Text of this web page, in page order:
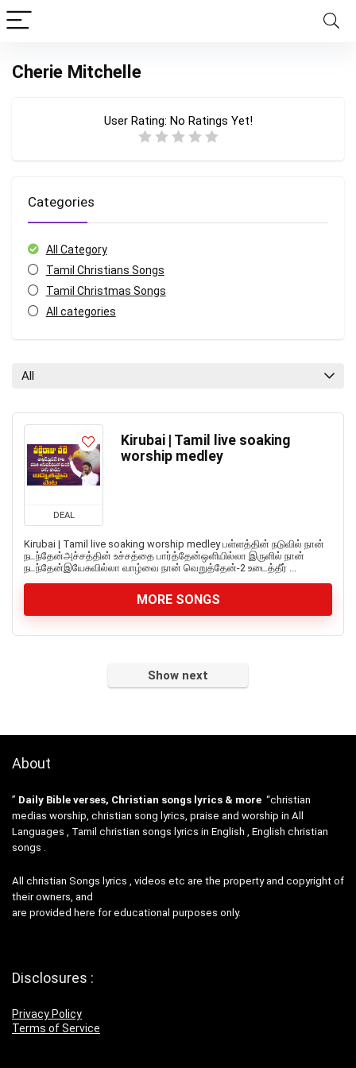
Cherie Mitchelle
User Rating: No Ratings Yet!
Categories
All Category
Tamil Christians Songs
Tamil Christmas Songs
All categories
All
DEAL
Kirubai | Tamil live soaking
worship medley
Kirubai | Tamil live soaking worship medley பள்ளத்தின் நடுவில் நான்
நடந்தேன்அச்சத்தின் உச்சத்தை பார்த்தேன்ஒளியில்லா இருளில் நான்
நடந்தேன்இயேசுவில்லா வாழ்வை நான் வெறுத்தேன்-2 உடைத்தீர் ...
MORE SONGS
Show next
About
” Daily Bible verses, Christian songs lyrics & more “christian
medias worship, christian song lyrics, praise and worship in All
Languages , Tamil christian songs lyrics in English , English christian
songs .
All christian Songs lyrics , videos etc are the property and copyright of
their owners, and
are provided here for educational purposes only.
Disclosures :
Privacy Policy
Terms of Service